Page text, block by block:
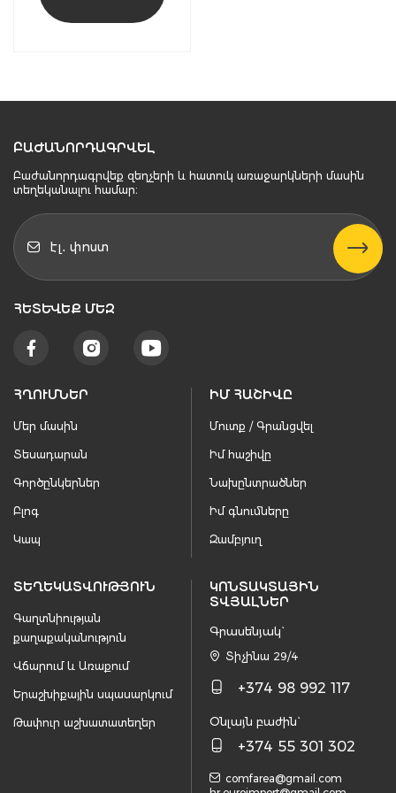
ԲԱԺԱՆՈՐԴԱԳՐՎԵԼ
Բաժանորդագրվեք զեղչերի և հատուկ առաջարկների մասին
տեղեկանալու համար։
ՀԵՏԵՒԵՔ ՄԵԶ
ՀՂՈՒՄՆԵՐ
Մեր մասին
Տեսադարան
Գործընկերներ
Բլոգ
Կապ
ԻՄ ՀԱՇԻՎԸ
Մուտք / Գրանցվել
Իմ հաշիվը
Նախընտրածներ
Իմ գնումները
Զամբյուղ
ՏԵՂԵԿԱՏՎՈՒԹՅՈՒՆ
Գաղտնիության
քաղաքականություն
Վճարում և Առաքում
Երաշխիքային սպասարկում
Թափուր աշխատատեղեր
ԿՈՆՏԱԿՏԱՅԻՆ
ՏՎՅԱԼՆԵՐ
Գրասենյակ`
Տիչինա 29/4
+374 98 992 117
Օնլայն բաժին`
+374 55 301 302
comfarea@gmail.com